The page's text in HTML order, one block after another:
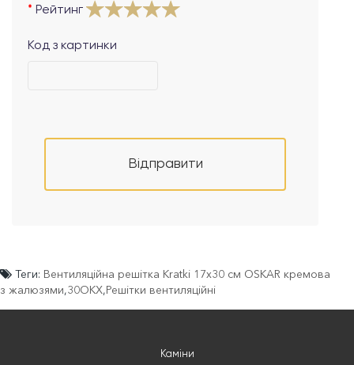
Рейтинг
Код з картинки
Відправити
Теги: Вентиляційна решітка Kratki 17x30 см OSKAR кремова
з жалюзями,30OKX,Решітки вентиляційні
Каміни